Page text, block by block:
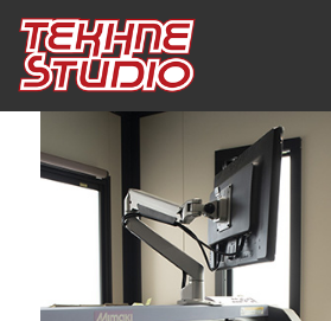
ガラスコーティング
クォーツガラスコーティング
ハイモースコート
カーフィルム